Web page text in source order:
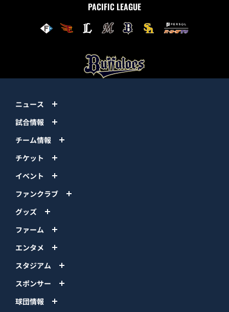
PACIFIC LEAGUE
ニュース
試合情報
チーム情報
チケット
イベント
ファンクラブ
グッズ
ファーム
エンタメ
スタジアム
スポンサー
球団情報